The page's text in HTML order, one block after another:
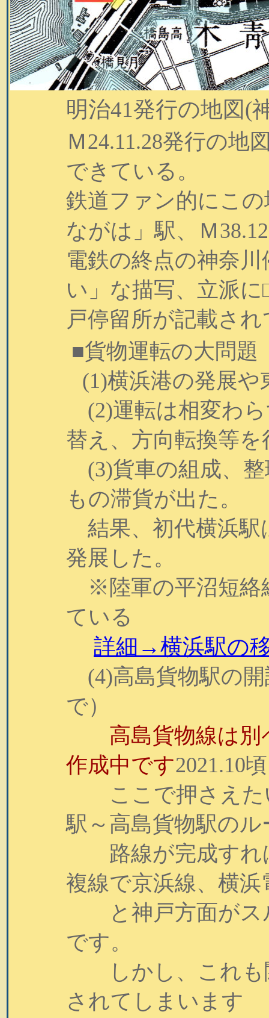
明治41発行の地図(
Ｍ24.11.28発行の地
できている。
鉄道ファン的にこ
ながは」駅、
Ｍ
電鉄の終点の神奈
い」な描写、立派
戸停留所が記載さ
■貨物運転の大問題
(1)横浜港の発展や
(2)運転は相変わ
替え、方向転換等
(3)貨車の組成、整
もの滞貨が出た。
結果、初代横浜駅
発展した。
※陸軍の平沼短絡
ている
詳細→横浜駅の
(4)高島貨物駅の開
で）
高島貨物線は別
作成中です2021.10
ここで押さえた
駅～高島貨物駅の
路線が完成すれ
複線で京浜線、横
と神戸方面がス
です。
しかし、これも
されてしまいます